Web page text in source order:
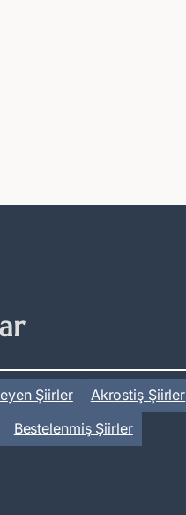
Şiirler Akrostiş Şiirler
Bestelenmiş Şiirler